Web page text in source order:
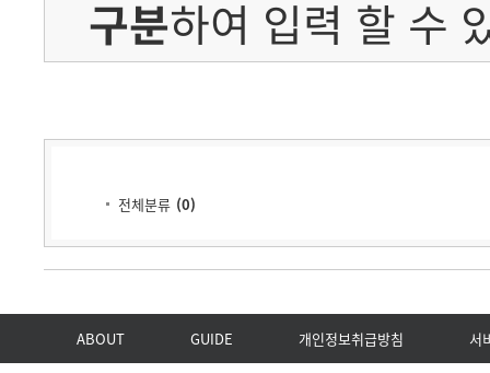
구분하여 입력 할 수
전체분류 (0)
ABOUT GUIDE 개인정보취급방침 서